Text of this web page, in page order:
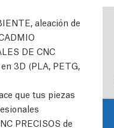
aleación de
DE CNC
3D (PLA, PETG,
que tus piezas
PRECISOS de